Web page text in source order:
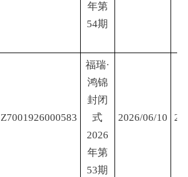
年第
54期
Z7001926000583
福瑞·
鸿锦
封闭
式
2026
年第
53期
2026/06/10